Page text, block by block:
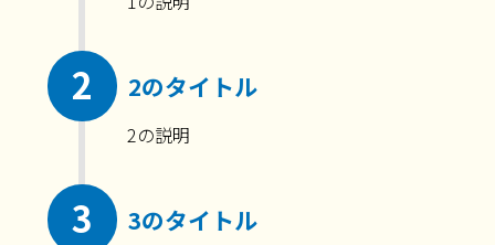
2 2のタイトル
2の説明
3 3のタイトル